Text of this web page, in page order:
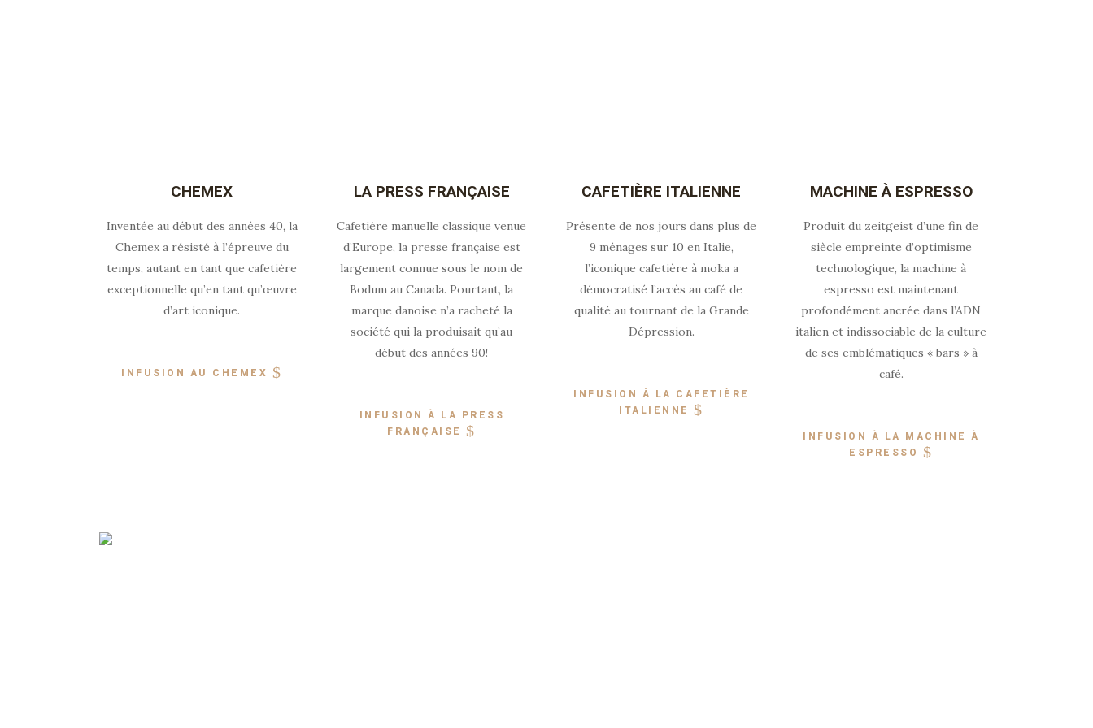
CHEMEX
Inventée au début des années 40, la
Chemex a résisté à l’épreuve du
temps, autant en tant que cafetière
exceptionnelle qu’en tant qu’œuvre
d’art iconique.
INFUSION AU CHEMEX
LA PRESS FRANÇAISE
Cafetière manuelle classique venue
d’Europe, la presse française est
largement connue sous le nom de
Bodum au Canada. Pourtant, la
marque danoise n’a racheté la
société qui la produisait qu’au
début des années 90!
INFUSION À LA PRESS
FRANÇAISE
CAFETIÈRE ITALIENNE
Présente de nos jours dans plus de
9 ménages sur 10 en Italie,
l’iconique cafetière à moka a
démocratisé l’accès au café de
qualité au tournant de la Grande
Dépression.
INFUSION À LA CAFETIÈRE
ITALIENNE
MACHINE À ESPRESSO
Produit du zeitgeist d’une fin de
siècle empreinte d’optimisme
technologique, la machine à
espresso est maintenant
profondément ancrée dans l’ADN
italien et indissociable de la culture
de ses emblématiques « bars » à
café.
INFUSION À LA MACHINE À
ESPRESSO